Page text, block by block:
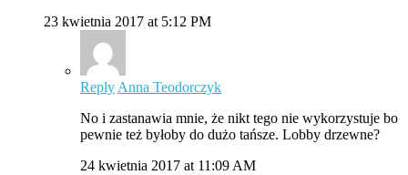
23 kwietnia 2017 at 5:12 PM
Reply Anna Teodorczyk
No i zastanawia mnie, że nikt tego nie wykorzystuje bo
pewnie też byłoby do dużo tańsze. Lobby drzewne?
24 kwietnia 2017 at 11:09 AM